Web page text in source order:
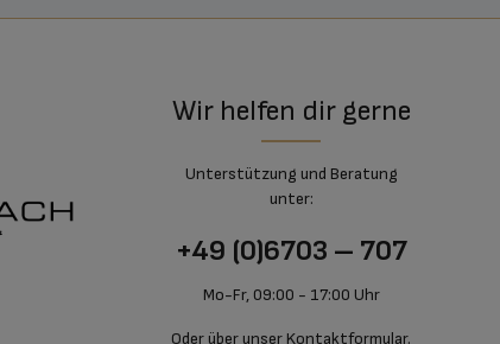
Wir helfen dir gerne
Unterstützung und Beratung
unter:
+49 (0)6703 – 707
Mo-Fr, 09:00 - 17:00 Uhr
Oder über unser Kontaktformular.